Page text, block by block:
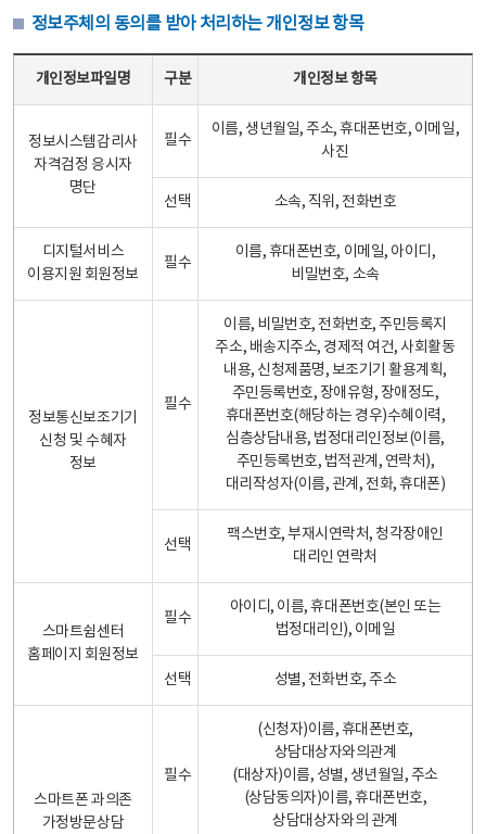
정보주체의 동의를 받아 처리하는 개인정보 항목
개인정보파일명 구분 개인정보 항목
정보시스템감리사
자격검정 응시자
명단
필수
이름, 생년월일, 주소, 휴대폰번호, 이메일,
사진
선택 소속, 직위, 전화번호
디지털서비스
이용지원 회원정보
필수
이름, 휴대폰번호, 이메일, 아이디,
비밀번호, 소속
정보통신보조기기
신청 및 수혜자
정보
필수
이름, 비밀번호, 전화번호, 주민등록지
주소, 배송지주소, 경제적 여건, 사회활동
내용, 신청제품명, 보조기기 활용계획,
주민등록번호, 장애유형, 장애정도,
휴대폰번호(해당하는 경우)수혜이력,
심층상담내용, 법정대리인정보(이름,
주민등록번호, 법적관계, 연락처),
대리작성자(이름, 관계, 전화, 휴대폰)
선택
팩스번호, 부재시연락처, 청각장애인
대리인 연락처
스마트쉼센터
홈페이지 회원정보
필수
아이디, 이름, 휴대폰번호(본인 또는
법정대리인), 이메일
선택 성별, 전화번호, 주소
스마트폰 과의존
가정방문상담
필수
(신청자)이름, 휴대폰번호,
상담대상자와의관계
(대상자)이름, 성별, 생년월일, 주소
(상담동의자)이름, 휴대폰번호,
상담대상자와의 관계